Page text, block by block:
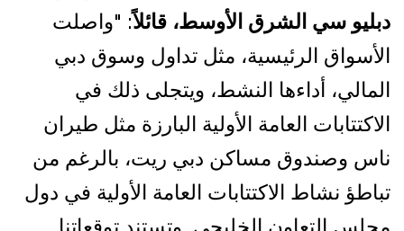
دبليو سي الشرق الأوسط، قائلاً: "واصلت
الأسواق الرئيسية، مثل تداول وسوق دبي
المالي، أداءها النشط، ويتجلى ذلك في
الاكتتابات العامة الأولية البارزة مثل طيران
ناس وصندوق مساكن دبي ريت، بالرغم من
تباطؤ نشاط الاكتتابات العامة الأولية في دول
مجلس التعاون الخليجي. وتستند توقعاتنا